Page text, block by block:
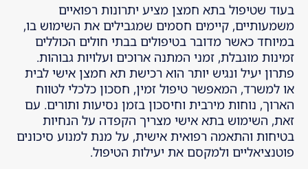
בעוד שטיפול בתא חמצן מציע יתרונות רפואיים
משמעותיים, קיימים חסמים שמגבילים את השימוש בו,
במיוחד כאשר מדובר בטיפולים בבתי חולים הכוללים
זמינות מוגבלת, זמני המתנה ארוכים ועלויות גבוהות.
פתרון יעיל ונגיש יותר הוא רכישת תא חמצן אישי לבית
או למשרד, המאפשר טיפול זמין, חסכון כלכלי לטווח
הארוך, נוחות מירבית וחיסכון בזמן נסיעות ותורים. עם
זאת, השימוש בתא אישי מצריך הקפדה על הנחיות
בטיחות והתאמה רפואית אישית, על מנת למנוע סיכונים
פוטנציאליים ולמקסם את יעילות הטיפול.